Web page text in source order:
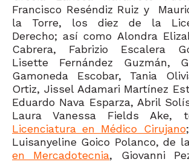
Francisco Reséndiz Ruiz y
la Torre, los diez de la
Derecho; así como Alondra
Cabrera, Fabrizio Escalera
Lisette Fernández Guzmán,
Gamoneda Escobar, Tania
Ortiz, Jissel Adamari Martínez
Eduardo Nava Esparza, Abril
Laura Vanessa Fields Ake,
Licenciatura en Médico Cirujano
Luisanyeline Goico Polanco, de
en Mercadotecnia, Giovanni